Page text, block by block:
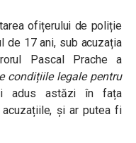
ofițerului de poliție
de 17 ani, sub acuzația
Pascal Prache a
condițiile legale pentru
adus astăzi în fața
acuzațiile, și ar putea fi